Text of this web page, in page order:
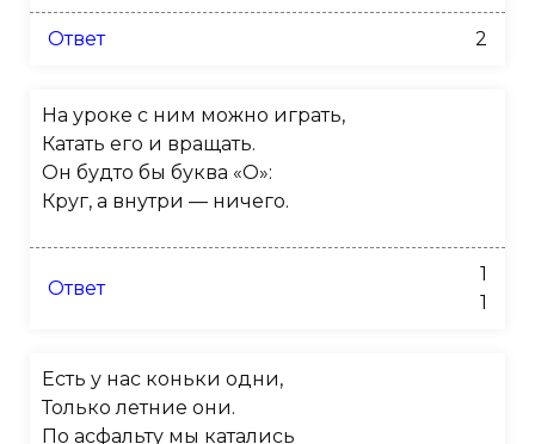
Ответ 2
На уроке с ним можно играть,
Катать его и вращать.
Он будто бы буква «О»:
Круг, а внутри — ничего.
Ответ
1
1
Есть у нас коньки одни,
Только летние они.
По асфальту мы катались